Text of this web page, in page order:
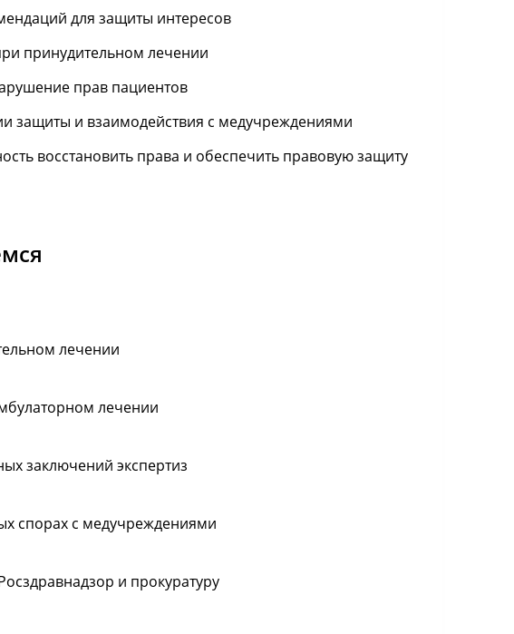
для защиты интересов
принудительном лечении
прав пациентов
защиты и взаимодействия с медучреждениями
восстановить права и обеспечить правовую защиту
лечении
лечении
заключений экспертиз
спорах с медучреждениями
и прокуратуру